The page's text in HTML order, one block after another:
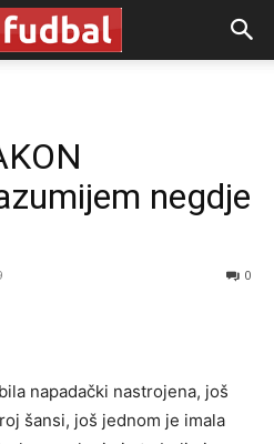
negdje
0
napadački nastrojena, još
šansi, još jednom je imala